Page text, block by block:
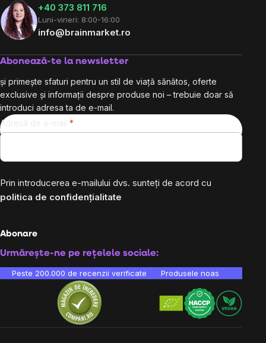
+40 373 811 716
Luni-vineri: 8:00-16:00
info@brainmarket.ro
Abonează-te la newsletter
și primește sfaturi pentru un stil de viață sănătos, oferte
exclusive și informații despre produse noi – trebuie doar să
introduci adresa ta de e-mail.
Adresă de e-mail
Prin introducerea e-mailului dvs. sunteți de acord cu
politica de confidențialitate
Abonare
Urmărește-ne pe rețelele sociale:
Peste 200.000 de recenzii verificate Produsele noastre sunt